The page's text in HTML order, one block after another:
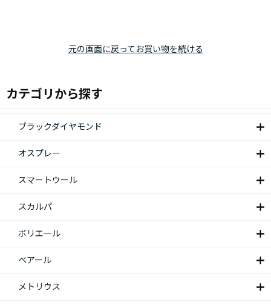
元の画面に戻ってお買い物を続ける
カテゴリから探す
ブラックダイヤモンド
オスプレー
スマートウール
スカルパ
ボリエール
ベアール
メトリウス